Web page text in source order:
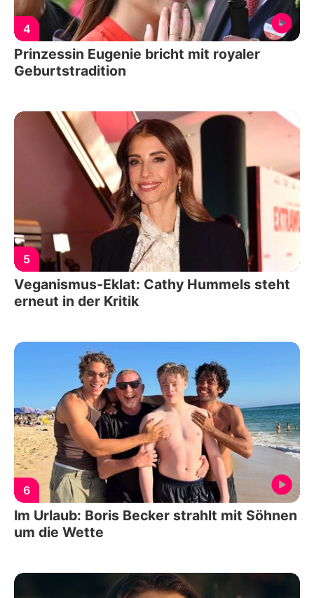
4
Prinzessin Eugenie bricht mit royaler
Geburtstradition
5
Veganismus-Eklat: Cathy Hummels steht
erneut in der Kritik
6
Im Urlaub: Boris Becker strahlt mit Söhnen
um die Wette